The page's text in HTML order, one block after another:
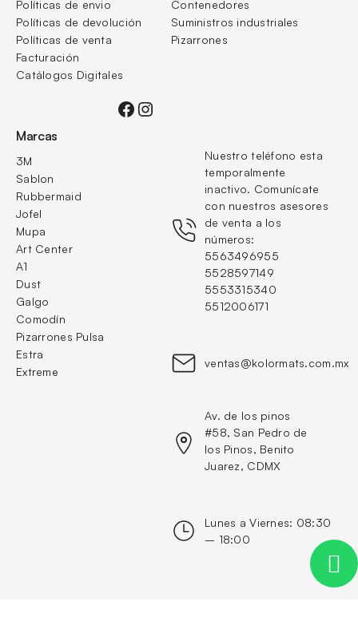
Políticas de envio
Políticas de devolución
Políticas de venta
Facturación
Catálogos Digitales
Facebook
Instagram
Contenedores
Suministros industriales
Pizarrones
Marcas
3M
Sablon
Rubbermaid
Jofel
Mupa
Art Center
A1
Dust
Galgo
Comodín
Pizarrones Pulsa
Estra
Extreme
Nuestro teléfono esta
temporalmente
inactivo. Comunícate
con nuestros asesores
de venta a los
números:
5563496955
5528597149
5553315340
5512006171
ventas@kolormats.com.mx
Av. de los pinos
#58, San Pedro de
los Pinos, Benito
Juarez, CDMX
Lunes a Viernes: 08:30
– 18:00